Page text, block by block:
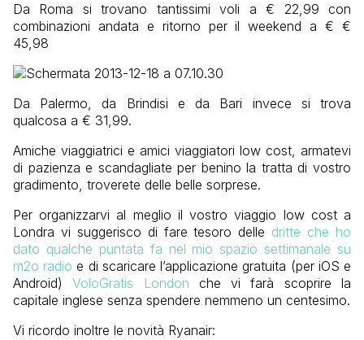
Da Roma si trovano tantissimi voli a € 22,99 con
combinazioni andata e ritorno per il weekend a € €
45,98
Da Palermo, da Brindisi e da Bari invece si trova
qualcosa a € 31,99.
Amiche viaggiatrici e amici viaggiatori low cost, armatevi
di pazienza e scandagliate per benino la tratta di vostro
gradimento, troverete delle belle sorprese.
Per organizzarvi al meglio il vostro viaggio low cost a
Londra vi suggerisco di fare tesoro delle dritte che ho
dato qualche puntata fa nel mio spazio settimanale su
m2o radio e di scaricare l’applicazione gratuita (per iOS e
Android)VoloGratis London che vi farà scoprire la
capitale inglese senza spendere nemmeno un centesimo.
Vi ricordo inoltre le novità Ryanair: